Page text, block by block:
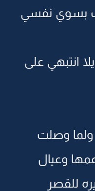
بسوي نفسي
انتبهي على
وصلت
وعيال
للقصر